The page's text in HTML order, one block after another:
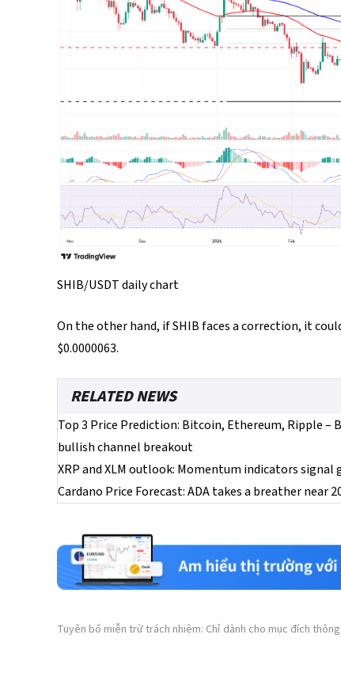
SHIB/USDT daily chart
On the other hand, if SHIB faces a correction, it
$0.0000063.
RELATED NEWS
Top 3 Price Prediction: Bitcoin, Ethereum, Ripple –
bullish channel breakout
XRP and XLM outlook: Momentum indicators
Cardano Price Forecast: ADA takes a breather near
Tuyên bố miễn trừ trách nhiệm: Chỉ dành cho mục đích